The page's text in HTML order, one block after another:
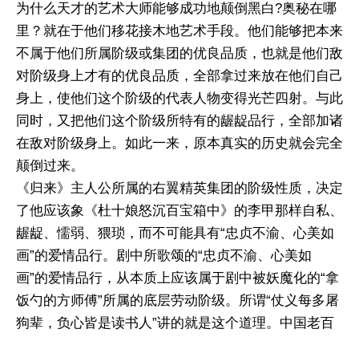
为什么天才的艺术大师能够成功地颠倒黑白?奥秘在哪
里？就在于他们移花接木地艺术手段。他们能够把本来
不属于他们所属阶级或集团的优良品质，也就是他们敌
对阶级身上才有的优良品质，全部拿过来放在他们自己
身上，使他们这个阶级的代表人物变得光芒四射。与此
同时，又把他们这个阶级所特有的龌龊品行，全部加诸
在敌对阶级身上。如此一来，原本真实的历史就会完全
颠倒过来。
《归来》主人公所属的右翼精英集团的阶级性质，决定
了他应该象《杜十娘怒沉百宝箱中》的李甲那样自私、
龌龊、懦弱、猥琐，而不可能具有“忠贞不渝、心美如
画”的爱情品行。剧中所歌颂的“忠贞不渝、心美如
画”的爱情品行，从本质上应该属于剧中被妖魔化的“拿
饭勺的方师傅”所属的底层劳动阶级。所谓“仗义每多屠
狗辈，负心皆是读书人”讲的就是这个道理。中国老百